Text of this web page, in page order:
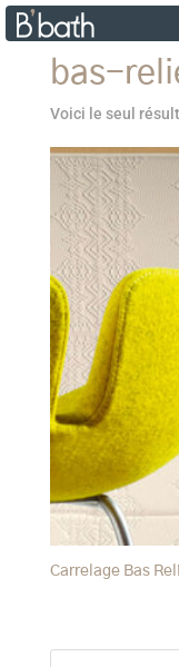
bas-
Voici le seul
Carrelage Bas